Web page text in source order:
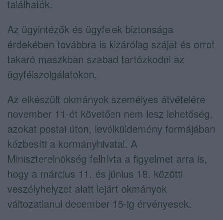
találhatók.
Az ügyintézők és ügyfelek biztonsága
érdekében továbbra is kizárólag szájat és orrot
takaró maszkban szabad tartózkodni az
ügyfélszolgálatokon.
Az elkészült okmányok személyes átvételére
november 11-ét követően nem lesz lehetőség,
azokat postai úton, levélküldemény formájában
kézbesíti a kormányhivatal. A
Miniszterelnökség felhívta a figyelmet arra is,
hogy a március 11. és június 18. közötti
veszélyhelyzet alatt lejárt okmányok
változatlanul december 15-ig érvényesek.